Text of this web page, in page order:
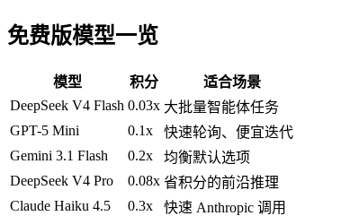
免费版模型一览
模型 积分
适合场景
DeepSeek V4 Flash 0.03x 大批量智能体任务
GPT-5 Mini
0.1x
快速轮询、便宜迭代
Gemini 3.1 Flash
0.2x
均衡默认选项
DeepSeek V4 Pro
0.08x 省积分的前沿推理
Claude Haiku 4.5
0.3x
快速 Anthropic 调用